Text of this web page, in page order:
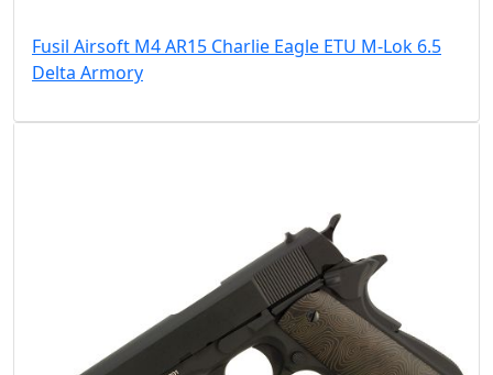
Fusil Airsoft M4 AR15 Charlie Eagle ETU M-Lok 6.5
Delta Armory